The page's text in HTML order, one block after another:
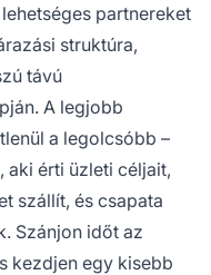
partnereket
struktúra,
távú
A legjobb
a legolcsóbb –
aki érti üzleti céljait,
szállít, és csapata
Szánjon időt az
kezdjen egy kisebb